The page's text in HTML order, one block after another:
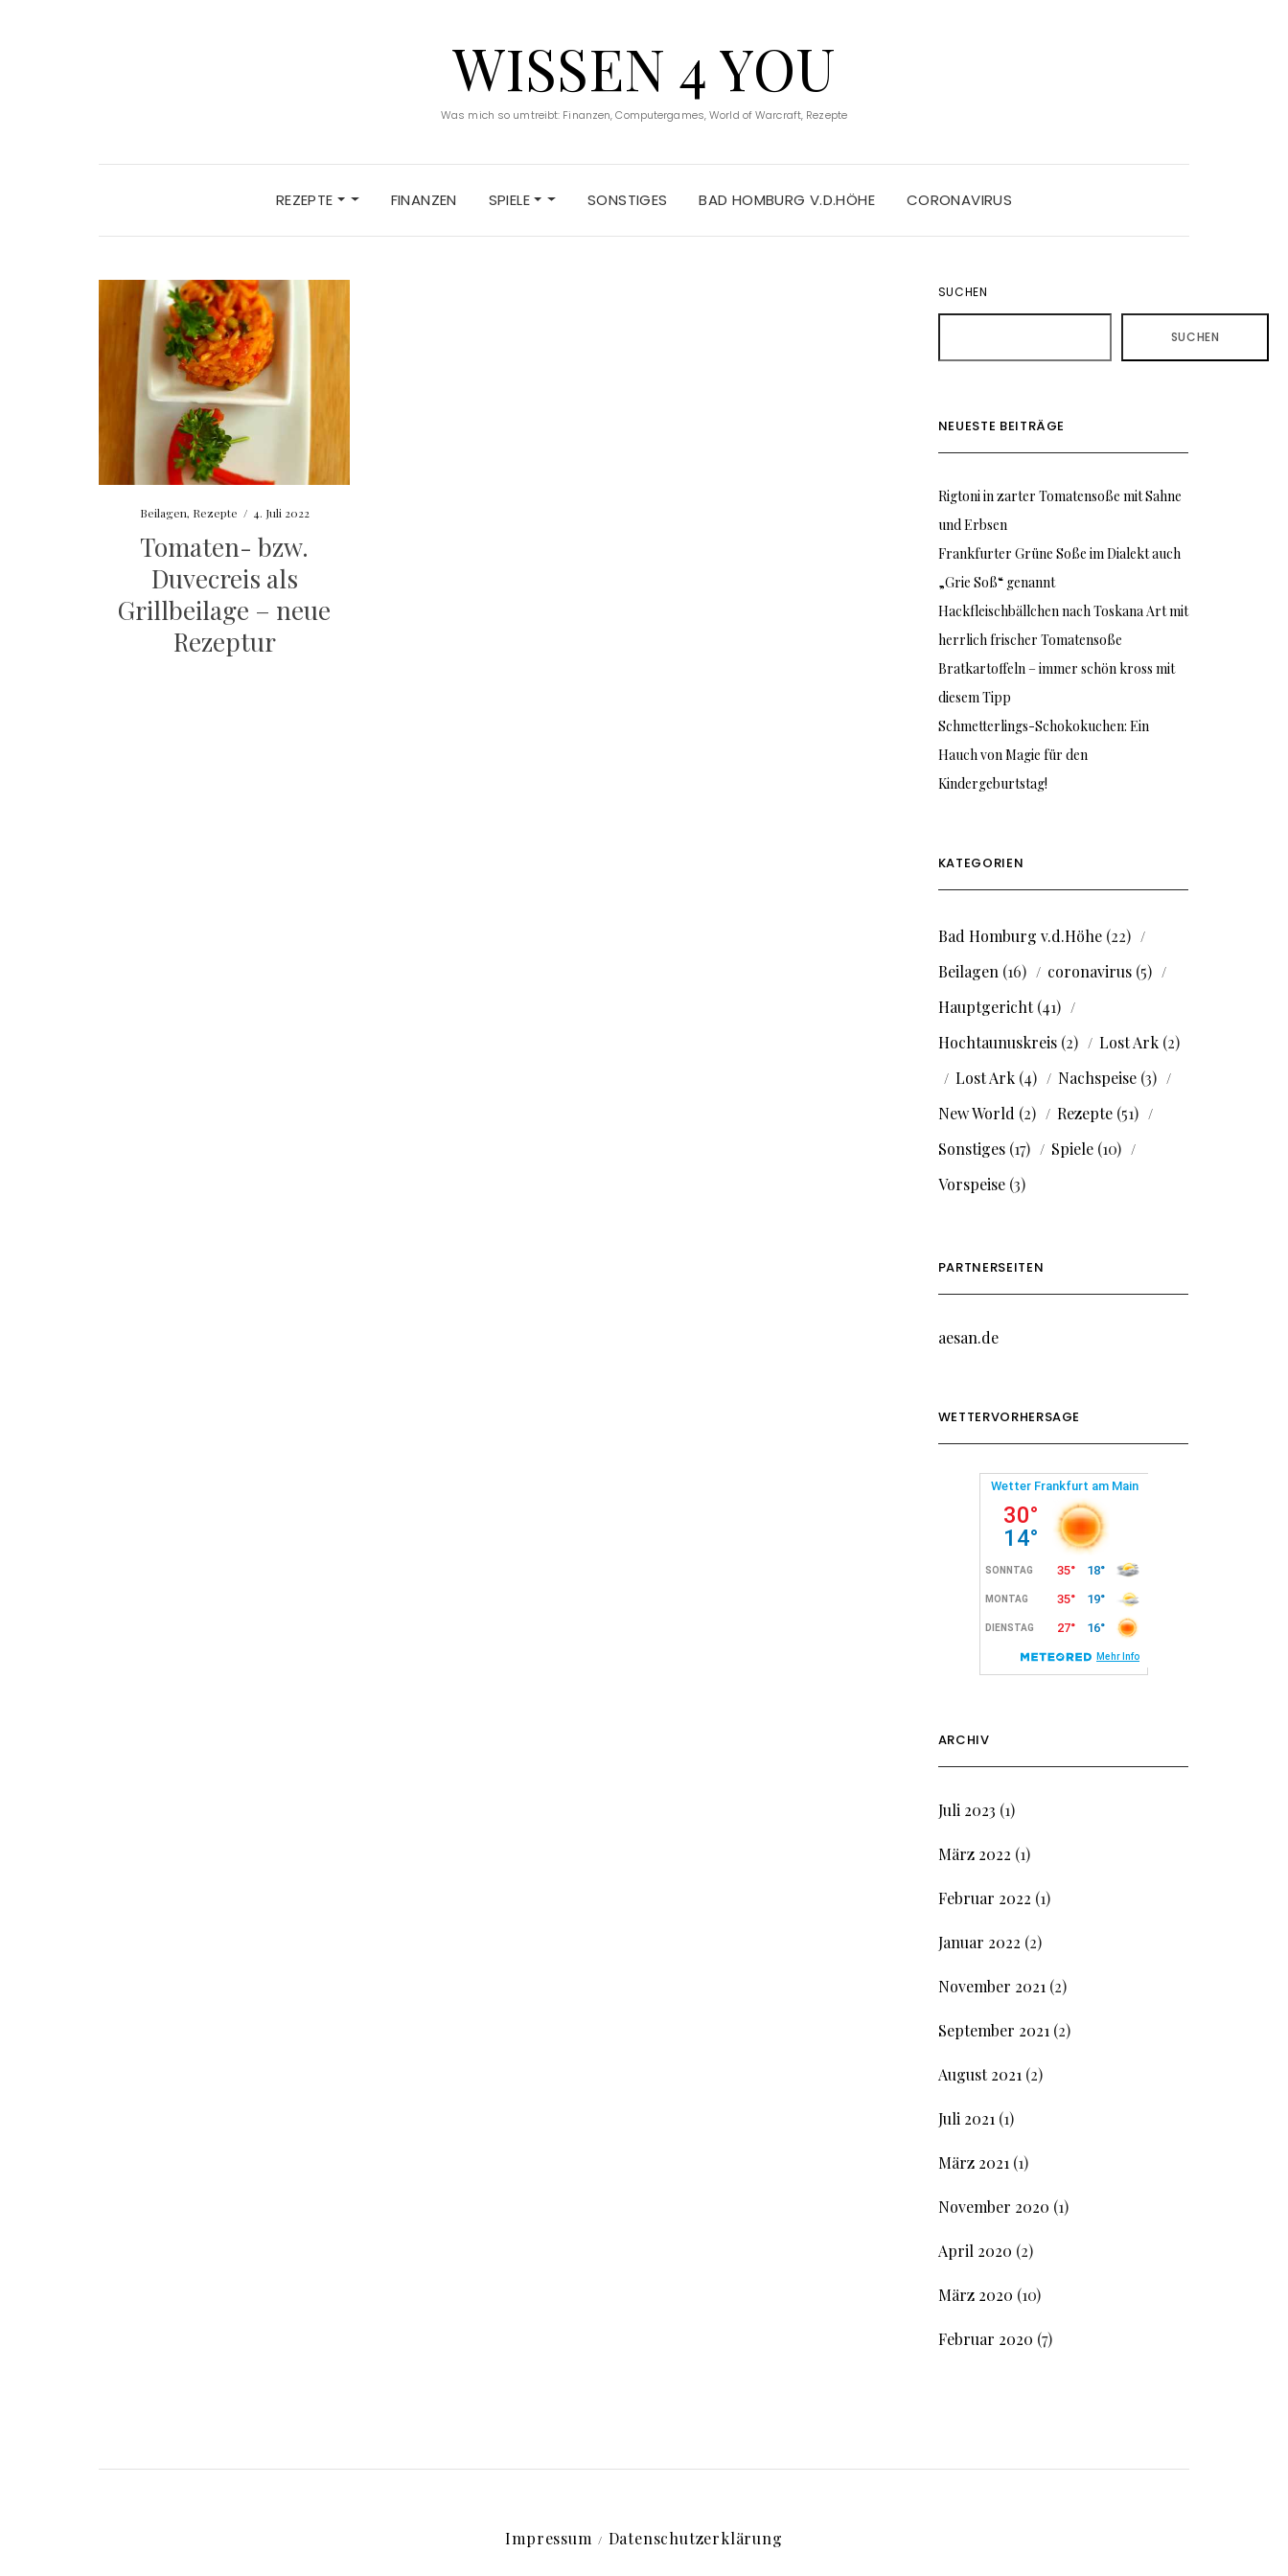
WISSEN 4 YOU
Was mich so umtreibt: Finanzen, Computergames, World of Warcraft, Rezepte
REZEPTE FINANZEN SPIELE SONSTIGES BAD HOMBURG V.D.HÖHE CORONAVIRUS
Beilagen, Rezepte / 4. Juli 2022
Tomaten- bzw.
Duvecreis als
Grillbeilage – neue
Rezeptur
SUCHEN
SUCHEN
NEUESTE BEITRÄGE
Rigtoni in zarter Tomatensoße mit Sahne
und Erbsen
Frankfurter Grüne Soße im Dialekt auch
„Grie Soß“ genannt
Hackfleischbällchen nach Toskana Art mit
herrlich frischer Tomatensoße
Bratkartoffeln – immer schön kross mit
diesem Tipp
Schmetterlings-Schokokuchen: Ein
Hauch von Magie für den
Kindergeburtstag!
KATEGORIEN
Bad Homburg v.d.Höhe(22)
Beilagen (16) coronavirus(5)
Hauptgericht(41)
Hochtaunuskreis(2) Lost Ark(2)
Lost Ark(4) Nachspeise(3)
New World (2) Rezepte(51)
Sonstiges(17) Spiele(10)
Vorspeise(3)
PARTNERSEITEN
aesan.de
WETTERVORHERSAGE
ARCHIV
Juli 2023 (1)
März 2022 (1)
Februar 2022 (1)
Januar 2022 (2)
November 2021 (2)
September 2021 (2)
August 2021 (2)
Juli 2021 (1)
März 2021 (1)
November 2020 (1)
April 2020 (2)
März 2020 (10)
Februar 2020 (7)
Impressum Datenschutzerklärung